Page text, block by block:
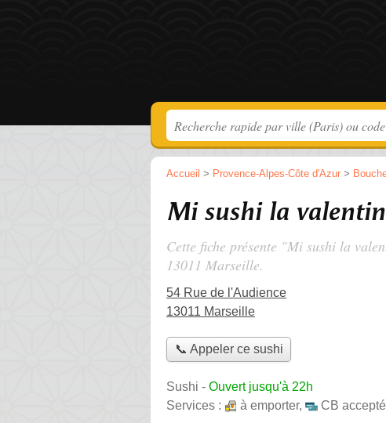
Accueil > Provence-Alpes-Côte d'Azur >
Mi sushi la
Cette fiche présente "Mi sushi la
13011 Marseille.
54 Rue de l'Audience
13011 Marseille
📞 Appeler ce sushi
Sushi - Ouvert jusqu'à 22h
Services :
à emporter, CB